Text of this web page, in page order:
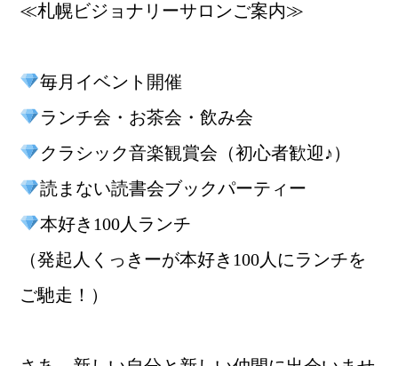
≪札幌ビジョナリーサロンご案内≫
毎月イベント開催
ランチ会・お茶会・飲み会
クラシック音楽観賞会（初心者歓迎♪）
読まない読書会ブックパーティー
本好き100人ランチ
（発起人くっきーが本好き100人にランチを
ご馳走！）